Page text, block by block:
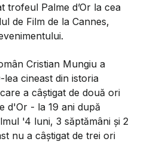
trofeul Palme d’Or la cea
de Film de la Cannes,
Cristian Mungiu a
cineast din istoria
a câștigat de două ori
d'Or - la 19 ani după
'4 luni, 3 săptămâni și 2
nu a câștigat de trei ori